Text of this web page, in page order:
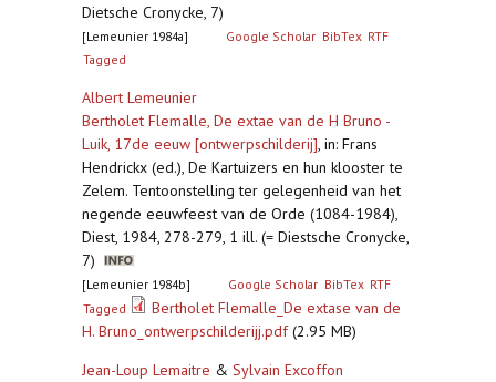
Dietsche Cronycke, 7)
[Lemeunier 1984a] Google Scholar BibTex RTF
Tagged
Albert Lemeunier
Bertholet Flemalle, De extae van de H Bruno -
Luik, 17de eeuw [ontwerpschilderij], in: Frans
Hendrickx (ed.), De Kartuizers en hun klooster te
Zelem. Tentoonstelling ter gelegenheid van het
negende eeuwfeest van de Orde (1084-1984),
Diest, 1984, 278-279, 1 ill. (= Diestsche Cronycke,
7)
[Lemeunier 1984b] Google Scholar BibTex RTF
Tagged
Bertholet Flemalle_De extase van de
H. Bruno_ontwerpschilderijj.pdf(2.95 MB)
Jean-Loup Lemaitre & Sylvain Excoffon